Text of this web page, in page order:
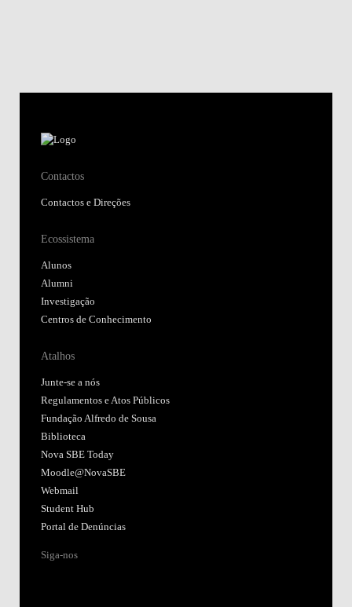
Contactos
Contactos e Direções
Ecossistema
Alunos
Alumni
Investigação
Centros de Conhecimento
Atalhos
Junte-se a nós
Regulamentos e Atos Públicos
Fundação Alfredo de Sousa
Biblioteca
Nova SBE Today
Moodle@NovaSBE
Webmail
Student Hub
Portal de Denúncias
Siga-nos